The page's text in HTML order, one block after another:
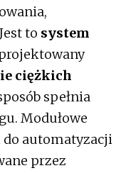
to system
ciężkich
spełnia
Modułowe
automatyzacji
przez